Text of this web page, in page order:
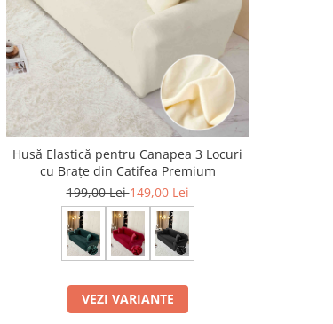
Husă Elastică pentru Canapea 3 Locuri
cu Brațe din Catifea Premium
199,00 Lei149,00 Lei
VEZI VARIANTE